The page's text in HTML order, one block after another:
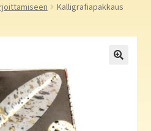
Kalligrafiapakkaus